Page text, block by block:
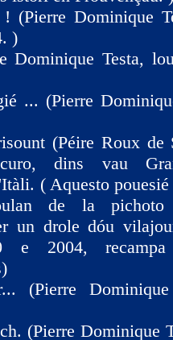
! (Pierre Dominique
)
Dominique Testa,
... (Pierre
(Péire Roux de
dins vau
( Aquesto
de la pichoto
un drole dóu
e 2004,
(Pierre
(Pierre Dominique